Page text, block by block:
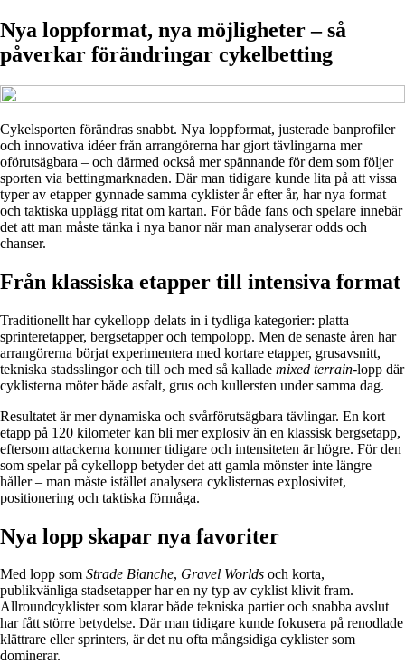
Nya loppformat, nya möjligheter – så
påverkar förändringar cykelbetting
Cykelsporten förändras snabbt. Nya loppformat, justerade banprofiler
och innovativa idéer från arrangörerna har gjort tävlingarna mer
oförutsägbara – och därmed också mer spännande för dem som följer
sporten via bettingmarknaden. Där man tidigare kunde lita på att vissa
typer av etapper gynnade samma cyklister år efter år, har nya format
och taktiska upplägg ritat om kartan. För både fans och spelare innebär
det att man måste tänka i nya banor när man analyserar odds och
chanser.
Från klassiska etapper till intensiva format
Traditionellt har cykellopp delats in i tydliga kategorier: platta
sprinteretapper, bergsetapper och tempolopp. Men de senaste åren har
arrangörerna börjat experimentera med kortare etapper, grusavsnitt,
tekniska stadsslingor och till och med så kallade mixed terrain-lopp där
cyklisterna möter både asfalt, grus och kullersten under samma dag.
Resultatet är mer dynamiska och svårförutsägbara tävlingar. En kort
etapp på 120 kilometer kan bli mer explosiv än en klassisk bergsetapp,
eftersom attackerna kommer tidigare och intensiteten är högre. För den
som spelar på cykellopp betyder det att gamla mönster inte längre
håller – man måste istället analysera cyklisternas explosivitet,
positionering och taktiska förmåga.
Nya lopp skapar nya favoriter
Med lopp som Strade Bianche, Gravel Worlds och korta,
publikvänliga stadsetapper har en ny typ av cyklist klivit fram.
Allroundcyklister som klarar både tekniska partier och snabba avslut
har fått större betydelse. Där man tidigare kunde fokusera på renodlade
klättrare eller sprinters, är det nu ofta mångsidiga cyklister som
dominerar.